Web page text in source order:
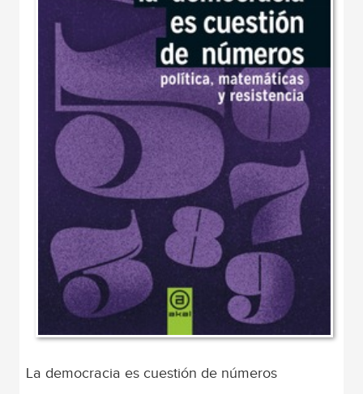
La democracia es cuestión de números